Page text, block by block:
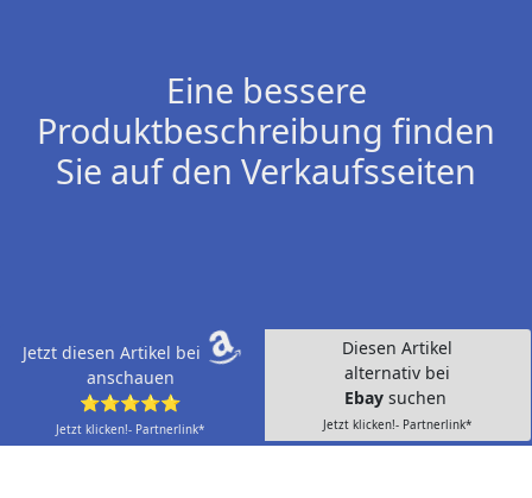
Eine bessere
Produktbeschreibung finden
Sie auf den Verkaufsseiten
Jetzt diesen Artikel bei
anschauen
⭐⭐⭐⭐⭐
Jetzt klicken!- Partnerlink*
Diesen Artikel
alternativ bei
Ebay suchen
Jetzt klicken!- Partnerlink*